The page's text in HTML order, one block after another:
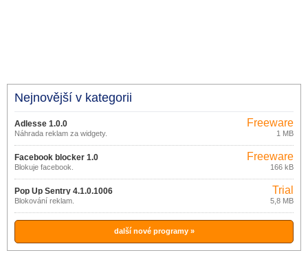
Nejnovější v kategorii
Adlesse 1.0.0
Náhrada reklam za widgety.
Freeware
1 MB
Facebook blocker 1.0
Blokuje facebook.
Freeware
166 kB
Pop Up Sentry 4.1.0.1006
Blokování reklam.
Trial
5,8 MB
další nové programy »